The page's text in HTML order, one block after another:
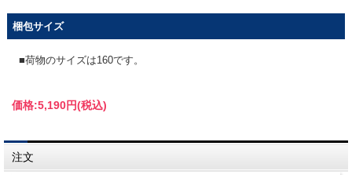
梱包サイズ
■荷物のサイズは160です。
価格:5,190円(税込)
注文